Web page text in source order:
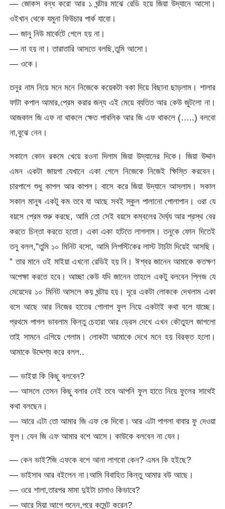
— জোকস বন্ধ করো আর ১ ঘন্টার মাঝে রেডি হয়ে জিয়া উদ্যানে আসো।
ওইখান থেকে যমুনা ফিউচার পার্ক যাবো।
— জানু নিউ মার্কেটে গেলে হয় না।
— না হয় না। তারাতারি আসতে বলছি,তুমি আসো।
— ওকে।
তনুর নাম নিয়ে মনে মনে নিজেকে কয়েকটা বকা দিয়ে বিছানা ছাড়লাম। শালার
ফাটা কপাল আমার,প্রেম করার জন্য এই মেয়ে ব্যতিত আর কেউ জুটলো না।
আজকাল জি এফ না থাকলে ক্ষেত পাবলিক আর জি এফ থাকলে (…..) বলবো
না,বুঝে নেন।
সকালে কোন রকমে খেয়ে রওনা দিলাম জিয়া উদ্যানের দিকে। জিয়া উদ্দান
এমন একটা জায়গা যেখানে একা গেলে নিজেকে নিজেই ক্ষিস্তি করবেন।
চারপাশে শুধু কাপল আর কাপল। বাসে করে জিয়া উদ্যানে আসলাম। সকাল
সকাল মানুষ একটু কম তবে যা আছে সবই স্কুল পালানো পোলাপান। ওরা যে
বয়সে প্রেম শুরু করছে, আমি তো সেই বয়সে কম্বলের দৈর্ঘ্য আর প্রস্থ বের
করতে চিন্তা করতে হতো। একা একা হাটতে লাগলাম। তনুকে ফোন দিতেই
তনু বলল,”তুমি ১০ মিনিট বসো, আমি লিপস্টিকের লাস্ট টার্চটা দিয়েই আসছি।
” তার মানে ওই মাইয়া এখনো রেডিই হয় নি। ঈশ্বর জানেন আমাকে কতক্ষণ
অপেক্ষা করতে হবে। আচ্ছা কেউ যদি জানেন তাহলে একটু বলবেন প্লিজ যে
মেয়েদের ১০ মিনিট আসলে কয় ঘন্টায় হয়। দূরে একটা লোককে দেখলাম একা
বসে আছে আর নিজের হাতের গোলাপ ফুল নিয়ে একটাই কথা বলে যাচ্ছে।
প্রথমে পাগল ভাবলাম কিন্তু চেহারা আর ড্রেস দেখে এখন কৌতুহল জাগলো
তাই সামনে এগিয়ে গেলাম। লোকটা আমাকে দেখে মনে হয় বিরক্ত হলো।
আমাকে উদ্দেশ্য করে বলল..
— ভাইয়া কি কিছু বলবেন?
— আসলে তেমন কিছু বলার নেই তবে আপনি ফুল হাতে নিয়ে ফুলের সাথেই
কথা বলছেন।
— আরে এটা তো আমার জি এফ কে দিবো। আর এটা পাগলা বাবার ফু দেওয়া
ফুল। যেন জি এফ আমার বশে আসে। কাউকে বলবেন না যেন।
— কেন ভাই?জি এফকে বশে আনা লাগবো কেন? এমন কি হইছে?
— ভাইসাব আর বইলেন না।আমি বিবাহিত কিন্তু আমার বউ আছে।
— ওরে শালা,তারপর মামা দুইটা চালাও কিভাবে?
— আরে মিয়া আগে শুনেন,পরে কমেন্ট করেন?